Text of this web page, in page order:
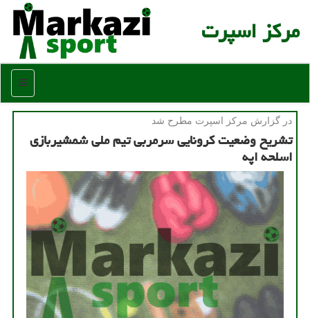
مركز اسپرت
منو
در گزارش مركز اسپرت مطرح شد
تشریح وضعیت كرونایی سرمربی تیم ملی شمشیربازی
اسلحه اپه